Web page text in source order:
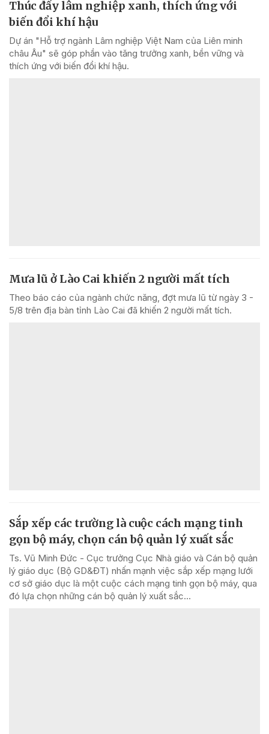
Thúc đẩy lâm nghiệp xanh, thích ứng với
biến đổi khí hậu
Dự án "Hỗ trợ ngành Lâm nghiệp Việt Nam của Liên minh
châu Âu" sẽ góp phần vào tăng trưởng xanh, bền vững và
thích ứng với biến đổi khí hậu.
Mưa lũ ở Lào Cai khiến 2 người mất tích
Theo báo cáo của ngành chức năng, đợt mưa lũ từ ngày 3 -
5/8 trên địa bàn tỉnh Lào Cai đã khiến 2 người mất tích.
Sắp xếp các trường là cuộc cách mạng tinh
gọn bộ máy, chọn cán bộ quản lý xuất sắc
Ts. Vũ Minh Đức - Cục trưởng Cục Nhà giáo và Cán bộ quản
lý giáo dục (Bộ GD&ĐT) nhấn mạnh việc sắp xếp mạng lưới
cơ sở giáo dục là một cuộc cách mạng tinh gọn bộ máy, qua
đó lựa chọn những cán bộ quản lý xuất sắc...